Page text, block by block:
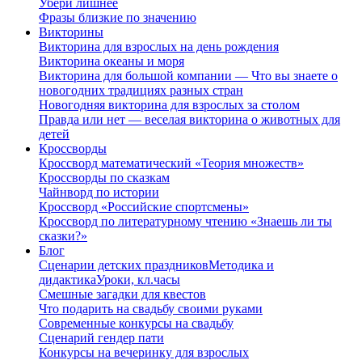
Убери лишнее
Фразы близкие по значению
Викторины
Викторина для взрослых на день рождения
Викторина океаны и моря
Викторина для большой компании — Что вы знаете о
новогодних традициях разных стран
Новогодняя викторина для взрослых за столом
Правда или нет — веселая викторина о животных для
детей
Кроссворды
Кроссворд математический «Теория множеств»
Кроссворды по сказкам
Чайнворд по истории
Кроссворд «Российские спортсмены»
Кроссворд по литературному чтению «Знаешь ли ты
сказки?»
Блог
Сценарии детских праздниковМетодика и
дидактикаУроки, кл.часы
Смешные загадки для квестов
Что подарить на свадьбу своими руками
Современные конкурсы на свадьбу
Сценарий гендер пати
Конкурсы на вечеринку для взрослых